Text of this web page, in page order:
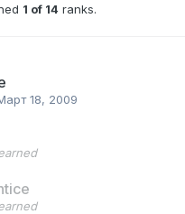
1 of 14 ranks.
18, 2009